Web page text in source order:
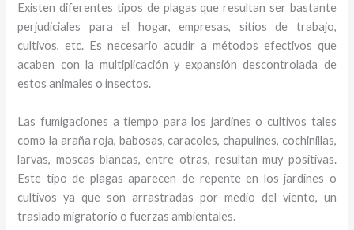
Existen diferentes tipos de plagas que resultan ser bastante
perjudiciales para el hogar, empresas, sitios de trabajo,
cultivos, etc. Es necesario acudir a métodos efectivos que
acaben con la multiplicación y expansión descontrolada de
estos animales o insectos.
Las fumigaciones a tiempo para los jardines o cultivos tales
como la araña roja, babosas, caracoles, chapulines, cochinillas,
larvas, moscas blancas, entre otras, resultan muy positivas.
Este tipo de plagas aparecen de repente en los jardines o
cultivos ya que son arrastradas por medio del viento, un
traslado migratorio o fuerzas ambientales.